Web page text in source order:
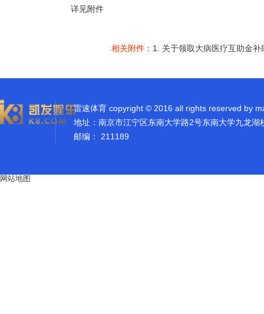
详见附件
相关附件： 1. 关于领取大病医疗互助金补
雷速体育 copyright © 2016 all rights reserved by
地址：南京市江宁区东南大学路2号东南大学九龙湖
邮编： 211189
网站地图